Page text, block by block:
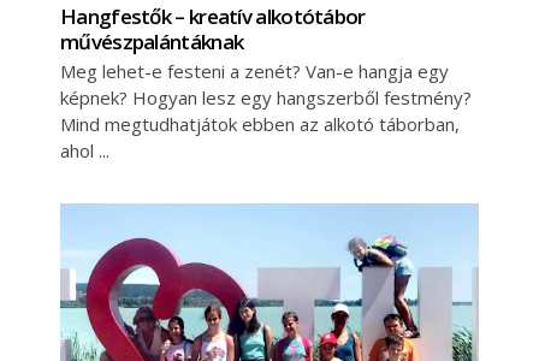
Hangfestők – kreatív alkotótábor
művészpalántáknak
Meg lehet-e festeni a zenét? Van-e hangja egy
képnek? Hogyan lesz egy hangszerből festmény?
Mind megtudhatjátok ebben az alkotó táborban,
ahol